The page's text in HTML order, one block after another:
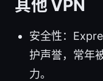
其他 VPN
安全性：
护声誉，常年
力。